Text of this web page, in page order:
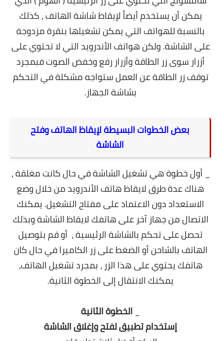
يمكن أن يستخدم أيضاً لإيقاظ شاشة الهاتف ، كذلك
بالنسبة للهواتف التي يمكن تشغيلها بنقرة مزدوجة
على الشاشة. ولكن هواتف الأندرويد التي لا تحتوي على
أزرار سوى زر الطاقة وأزرار رفع وخفض الصوت فبمجرد
توقف زر الطاقة عن العمل ستواجه مشكلة في التحكم
بشاشة الجهاز.
بعض الخطوات البسيطة لإيقاظ الهاتف وفتح
الشاشة
_ أول خطوة هي تشغيل الشاشة في حال كانت مغلقة ،
هناك عدة طرق لايقاظ هاتف الأندرويد من خلال وضع
الاستعداد دون الاعتماد على مفتاح التشغيل. يمكنك
الاتصال من جهاز آخر على هاتفك لايقاظ الشاشة وبذلك
تحصل على تحكم بالشاشة الرئيسية ، أو قم بتوصيل
الهاتف بالشاحن أو الضغط على زر الكاميرا في حال كان
هاتفك يحتوي على هذا الزر ، بمجرد تشغيل الهاتف،
يمكنك الانتقال إلى الخطوة الثانية.
_الخطوة الثانية
إستخدام تطبيق لفتح وإغلاق الشاشة